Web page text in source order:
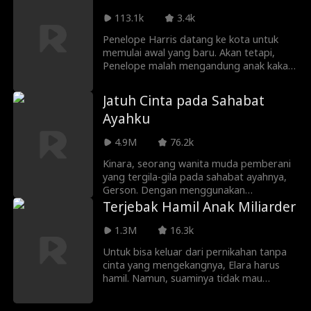
yang kini sudah sukses. Saat cinta lama
bersemi kembali dan segala
kembali menyatukan mereka.
113.1k
3.4k
Penelope Harris datang ke kota untuk
memulai awal yang baru. Akan tetapi,
Penelope malah mengandung anak kakak
tempat dia bekerja. Kini Penelope
terjebak di antara pria yang rela
menghancurkan dunia demi dirinya dan
sang mantan yang ingin melihatnya
hancur.
Jatuh Cinta pada Sahabat
Ayahku
4.9M
76.2k
Kinara, seorang wanita muda pemberani
yang tergila-gila pada sahabat ayahnya,
Gerson. Dengan menggunakan
pesonanya, Kinara mencoba untuk
menggoda Gerson. Saat Gerson berusaha
menolaknya, ketegangan di antara
pada pengkhianatan yang mengubah
segalanya.
Terjebak Hamil Anak Miliarder
1.3M
16.3k
Untuk bisa keluar dari pernikahan tanpa
cinta yang mengekangnya, Elara harus
hamil. Namun, suaminya tidak mau